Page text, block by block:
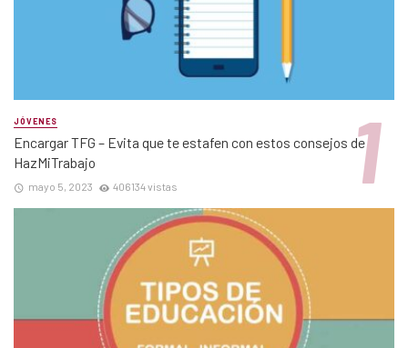
JÓVENES
Encargar TFG – Evita que te estafen con estos consejos de
HazMiTrabajo
mayo 5, 2023 406134 vistas